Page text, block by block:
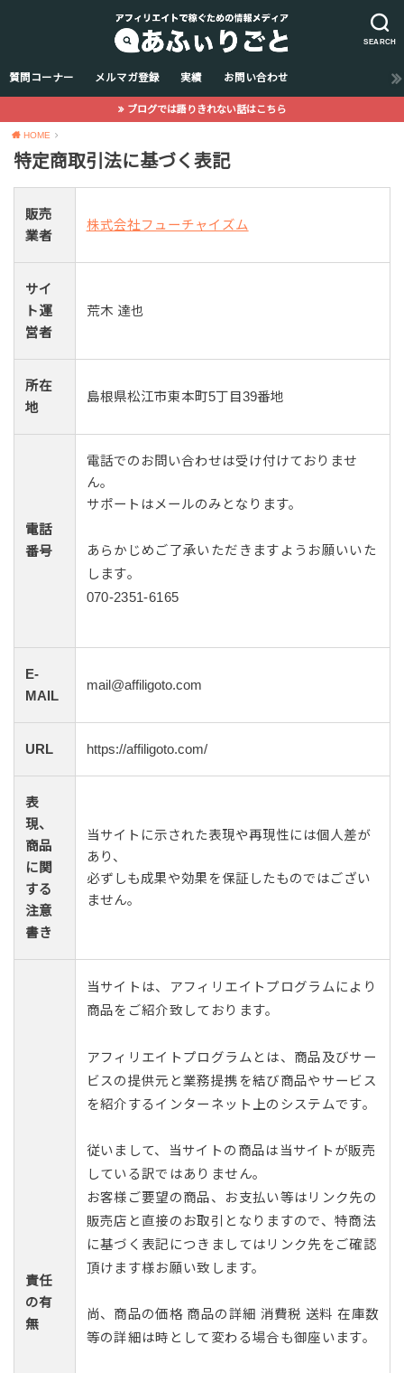
SEARCH
質問コーナー メルマガ登録 実績 お問い合わせ
ブログでは語りきれない話はこちら
HOME
特定商取引法に基づく表記
販売
業者
株式会社フューチャイズム
サイ
ト運
営者
荒木 達也
所在
地
島根県松江市東本町5丁目39番地
電話
番号
電話でのお問い合わせは受け付けておりませ
ん。
サポートはメールのみとなります。
あらかじめご了承いただきますようお願いいた
します。
070-2351-6165
E-
MAIL
mail@affiligoto.com
URL https://affiligoto.com/
表
現、
商品
に関
する
注意
書き
当サイトに示された表現や再現性には個人差が
あり、
必ずしも成果や効果を保証したものではござい
ません。
責任
の有
無
当サイトは、アフィリエイトプログラムにより
商品をご紹介致しております。
アフィリエイトプログラムとは、商品及びサー
ビスの提供元と業務提携を結び商品やサービス
を紹介するインターネット上のシステムです。
従いまして、当サイトの商品は当サイトが販売
している訳ではありません。
お客様ご要望の商品、お支払い等はリンク先の
販売店と直接のお取引となりますので、特商法
に基づく表記につきましてはリンク先をご確認
頂けます様お願い致します。
尚、商品の価格 商品の詳細 消費税 送料 在庫数
等の詳細は時として変わる場合も御座います。